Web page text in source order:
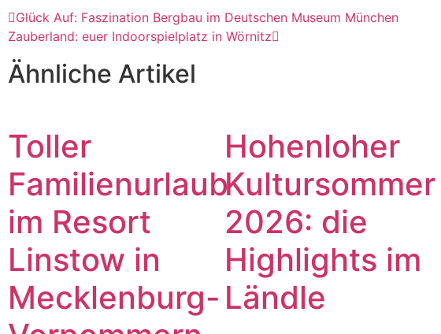
Glück Auf: Faszination Bergbau im Deutschen Museum München
Zauberland: euer Indoorspielplatz in Wörnitz
Ähnliche Artikel
Toller
Familienurlaub
im Resort
Linstow in
Mecklenburg-
Hohenloher
Kultursommer
2026: die
Highlights im
Ländle